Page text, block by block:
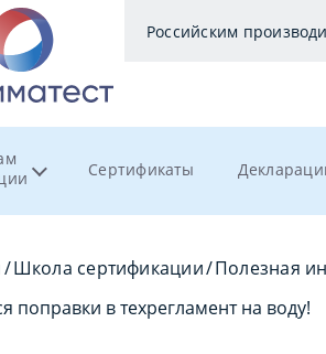
Российским
Сертификаты
/Школа сертификации/Полезная
поправки в техрегламент на воду!